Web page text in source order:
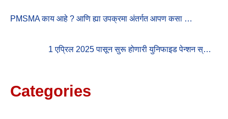
PMSMA काय आहे ? आणि ह्या उपक्रमा अंतर्गत आपण कसा …
1 एप्रिल 2025 पासून सुरू होणारी युनिफाइड पेन्शन स्…
Categories